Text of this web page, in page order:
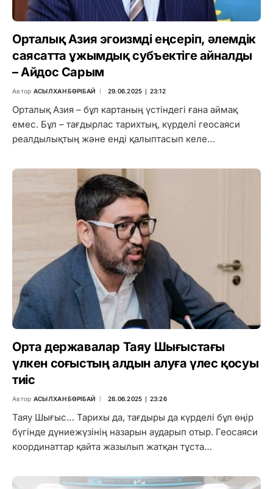
Орталық Азия эгоизмді еңсеріп, әлемдік
саясатта ұжымдық субъектіге айналды
– Айдос Сарым
Автор АСЫЛХАН БӨРІБАЙ 29.06.2025 ∣ 23:12
Орталық Азия – бұл картаның үстіндегі ғана аймақ
емес. Бұл – тағдырлас тарихтың, күрделі геосаяси
реалдылықтың және енді қалыптасып келе…
Орта державалар Таяу Шығыстағы
үлкен соғыстың алдын алуға үлес қосуы
тиіс
Автор АСЫЛХАН БӨРІБАЙ 28.06.2025 ∣ 23:26
Таяу Шығыс… Тарихы да, тағдыры да күрделі бұл өңір
бүгінде дүниежүзінің назарын аударып отыр. Геосаяси
координаттар қайта жазылып жатқан тұста…